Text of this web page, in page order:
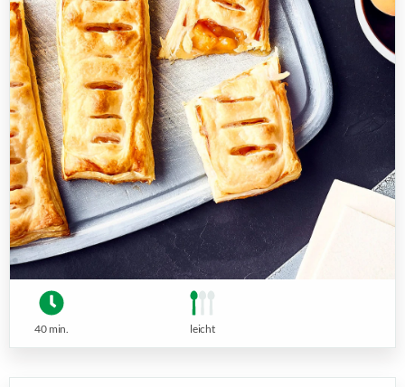
40 min. leicht